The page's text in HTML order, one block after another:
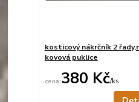
kosticový nákrčník 2
kovová puklice
380 Kč/ks